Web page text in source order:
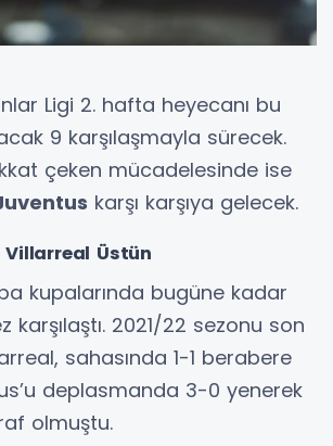
Ligi 2. hafta heyecanı bu
9 karşılaşmayla sürecek.
çeken mücadelesinde ise
karşı karşıya gelecek.
Villarreal Üstün
kupalarında bugüne kadar
karşılaştı. 2021/22 sezonu son
sahasında 1-1 berabere
deplasmanda 3-0 yenerek
olmuştu.